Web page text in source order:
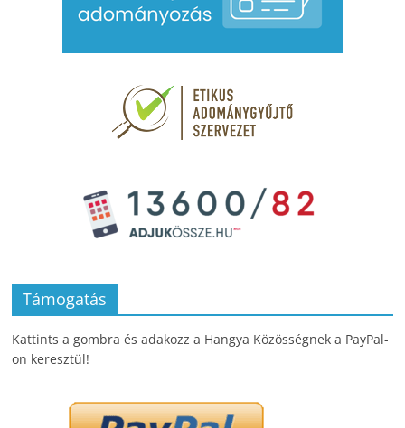
Támogatás
Kattints a gombra és adakozz a Hangya Közösségnek a PayPal-
on keresztül!